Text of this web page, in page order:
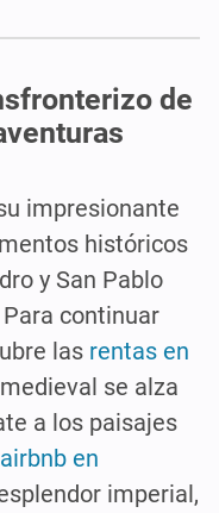
de
impresionante
históricos
y San Pablo
continuar
las rentas en
se alza
a los paisajes
airbnb en
imperial,